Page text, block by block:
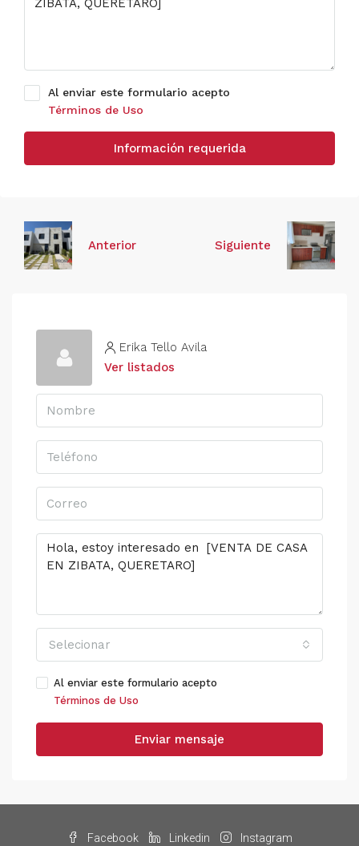
Al enviar este formulario acepto
Términos de Uso
Información requerida
Anterior Siguiente
Erika Tello Avila
Ver listados
Selecionar
Al enviar este formulario acepto
Términos de Uso
Enviar mensaje
Facebook Linkedin Instagram